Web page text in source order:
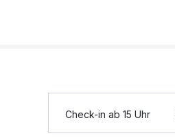
Check-in ab 15 Uhr